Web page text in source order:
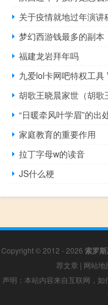
关于疫情就地过年演讲
梦幻西游钱最多的副本
福建龙岩拜年吗
胡歌王晓晨家世（胡歌
“日暖牵风叶学眉”的出
家庭教育的重要作用
拉丁字母w的读音
JS什么梗
Copyright © 2012 - 2026 索罗
荐文章 | 网站地
声明：本站内容来自互联网，